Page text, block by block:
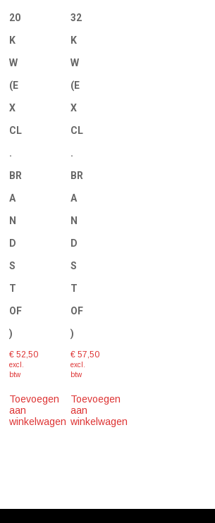
20
K
W
(E
X
CL
.
BR
A
N
D
S
T
OF
)
€ 52,50
excl.
btw
Toevoegen
aan
winkelwagen
32
K
W
(E
X
CL
.
BR
A
N
D
S
T
OF
)
€57,50
excl.
btw
Toevoegen
aan
winkelwagen